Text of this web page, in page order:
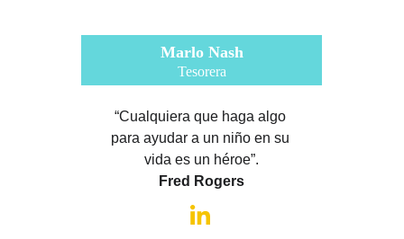
Marlo Nash
Tesorera
“Cualquiera que haga algo
para ayudar a un niño en su
vida es un héroe”.
Fred Rogers